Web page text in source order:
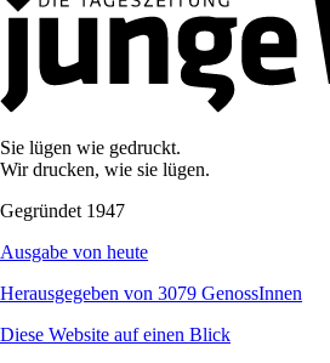
Sie lügen wie gedruckt.
Wir drucken, wie sie lügen.
Gegründet 1947
Ausgabe von heute
Herausgegeben von 3079 GenossInnen
Diese Website auf einen Blick